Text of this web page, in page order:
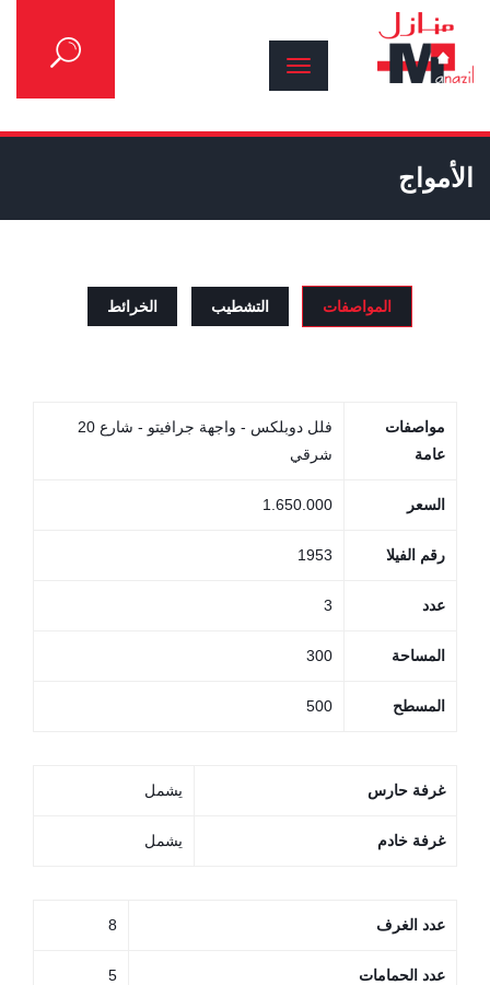
الأمواج
المواصفات التشطيب الخرائط
مواصفات
عامة
فلل دوبلكس - واجهة جرافيتو - شارع 20
شرقي
السعر 1.650.000
رقم الفيلا 1953
عدد 3
المساحة 300
المسطح 500
غرفة حارس يشمل
غرفة خادم يشمل
عدد الغرف 8
عدد الحمامات 5